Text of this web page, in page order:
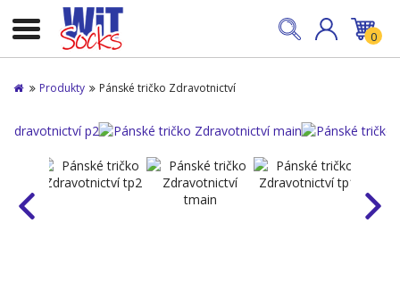
0
Produkty Pánské tričko Zdravotnictví